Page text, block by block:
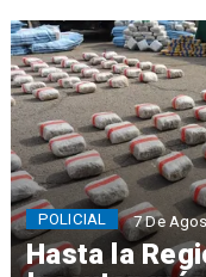
Hasta la
POLICIAL 7 De